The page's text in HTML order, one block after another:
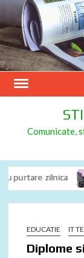
Skip
to
content
Comunicate,
purtare zilnica
EDUCATIE IT
Diplome